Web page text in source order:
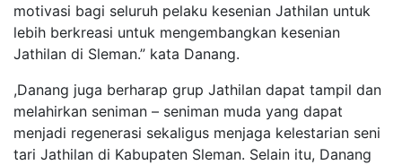
motivasi bagi seluruh pelaku kesenian Jathilan untuk
lebih berkreasi untuk mengembangkan kesenian
Jathilan di Sleman.” kata Danang.
,Danang juga berharap grup Jathilan dapat tampil dan
melahirkan seniman – seniman muda yang dapat
menjadi regenerasi sekaligus menjaga kelestarian seni
tari Jathilan di Kabupaten Sleman. Selain itu, Danang